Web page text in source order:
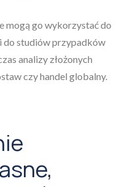
mogą go wykorzystać do
do studiów przypadków
analizy złożonych
czy handel globalny.